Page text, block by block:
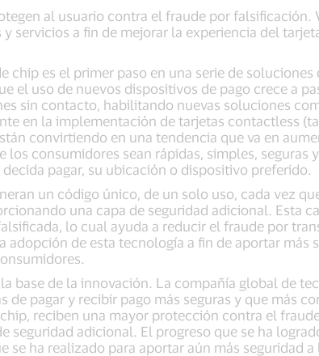
al usuario contra el fraude por falsificación.
servicios a fin de mejorar la experiencia del
chip es el primer paso en una serie de
el uso de nuevos dispositivos de pago crece a
sin contacto, habilitando nuevas soluciones
en la implementación de tarjetas contactless
convirtiendo en una tendencia que va en
los consumidores sean rápidas, simples,
pagar, su ubicación o dispositivo preferido.
un código único, de un solo uso, cada vez
una capa de seguridad adicional. Esta
lo cual ayuda a reducir el fraude por
adopción de esta tecnología a fin de aportar más
la base de la innovación. La compañía global de
de pagar y recibir pago más seguras y que más
reciben una mayor protección contra el
seguridad adicional. El progreso que se ha
se ha realizado para aportar aún más seguridad a